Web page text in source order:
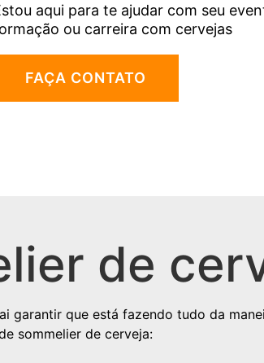
aqui para te ajudar com seu
ou carreira com cervejas
FAÇA CONTATO
de
garantir que está fazendo tudo da
sommelier de cerveja: